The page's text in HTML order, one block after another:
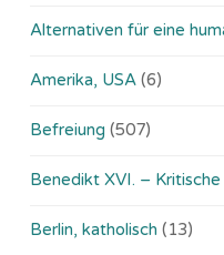
Alternativen für eine
Amerika, USA (6)
Befreiung (507)
Benedikt XVI. –
Berlin, katholisch (13)